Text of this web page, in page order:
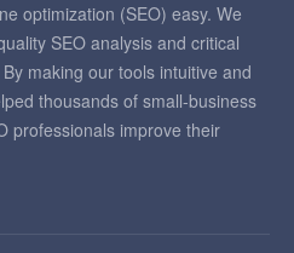
optimization (SEO) easy. We
SEO analysis and critical
making our tools intuitive and
thousands of small-business
professionals improve their